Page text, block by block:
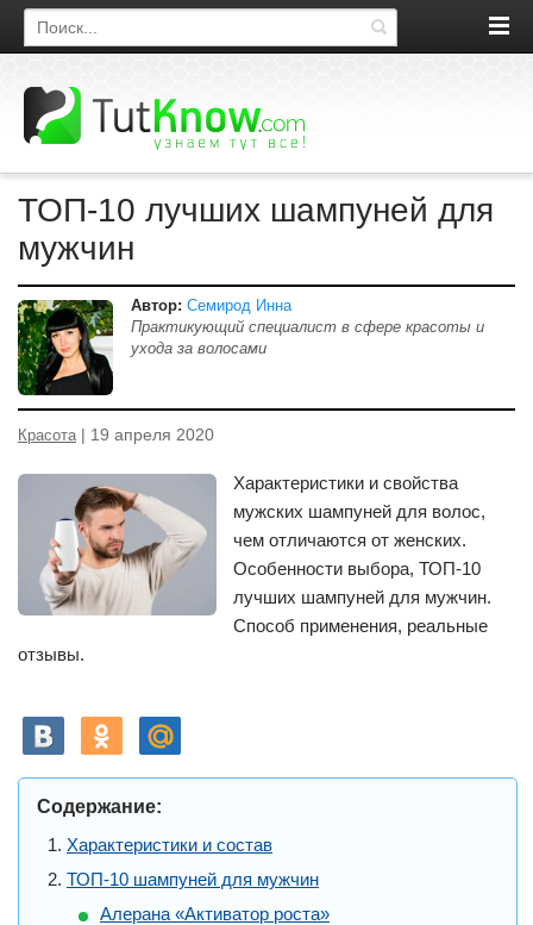
Поиск по сайту
ТОП-10 лучших шампуней для
мужчин
Автор: Семирод Инна
Практикующий специалист в сфере красоты и
ухода за волосами
Красота | 19 апреля 2020
Характеристики и свойства
мужских шампуней для волос,
чем отличаются от женских.
Особенности выбора, ТОП-10
лучших шампуней для мужчин.
Способ применения, реальные
отзывы.
Содержание:
Характеристики и состав
ТОП-10 шампуней для мужчин
Алерана «Активатор роста»